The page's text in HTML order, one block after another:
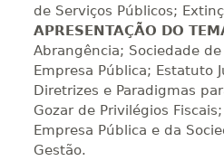
340 H 43dias
45 dias
de Serviços Públicos;
APRESENTAÇÃO DO
Abrangência; Sociedade
Empresa Pública; Estatuto
Diretrizes e Paradigmas
Gozar de Privilégios
Empresa Pública e da
Gestão.